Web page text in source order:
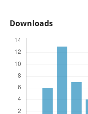
Downloads